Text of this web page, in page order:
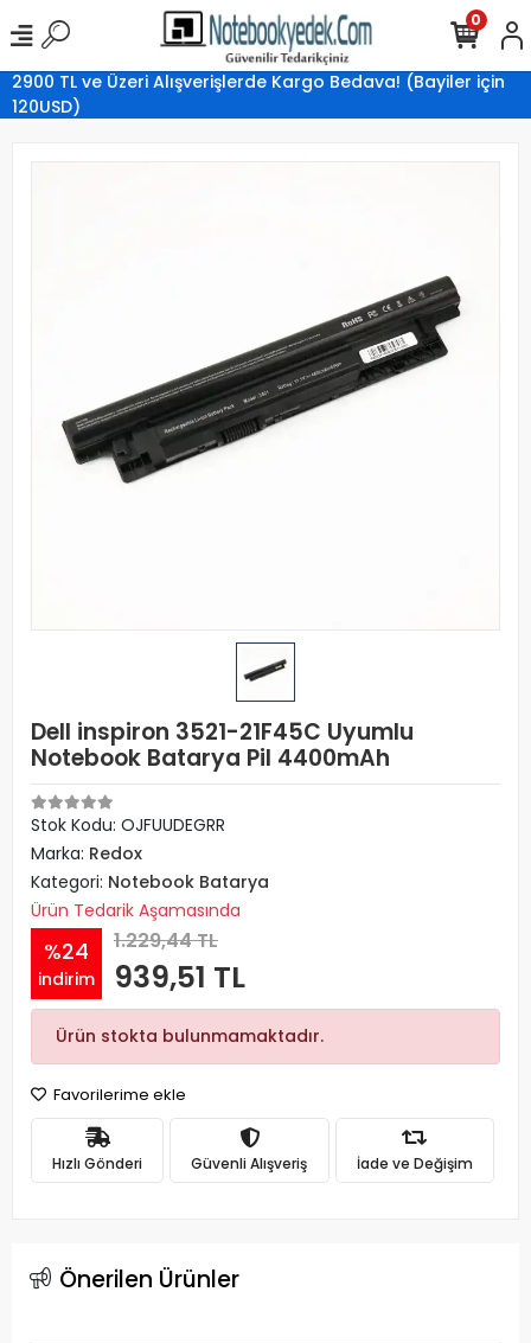
2900 TL ve Üzeri Alışverişlerde Kargo Bedava! (Bayiler için
120USD)
0
Dell inspiron 3521-21F45C Uyumlu
Notebook Batarya Pil 4400mAh
Stok Kodu: OJFUUDEGRR
Marka: Redox
Kategori: Notebook Batarya
Ürün Tedarik Aşamasında
%24
indirim
1.229,44 TL
939,51 TL
Ürün stokta bulunmamaktadır.
Favorilerime ekle
Hızlı Gönderi Güvenli Alışveriş İade ve Değişim
Önerilen Ürünler